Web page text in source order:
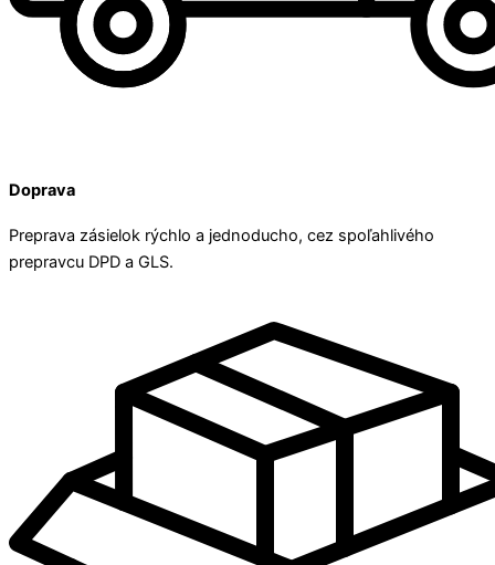
Doprava
Preprava zásielok rýchlo a jednoducho, cez spoľahlivého
prepravcu DPD a GLS.